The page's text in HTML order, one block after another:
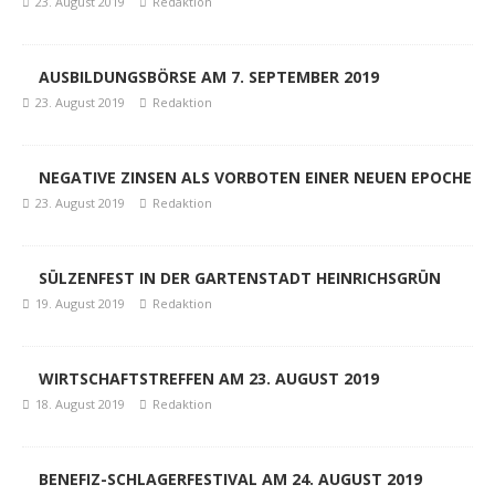
AUSBILDUNGSBÖRSE AM 7. SEPTEMBER 2019
23. August 2019 Redaktion
NEGATIVE ZINSEN ALS VORBOTEN EINER NEUEN EPOCHE
23. August 2019 Redaktion
SÜLZENFEST IN DER GARTENSTADT HEINRICHSGRÜN
19. August 2019 Redaktion
WIRTSCHAFTSTREFFEN AM 23. AUGUST 2019
18. August 2019 Redaktion
BENEFIZ-SCHLAGERFESTIVAL AM 24. AUGUST 2019